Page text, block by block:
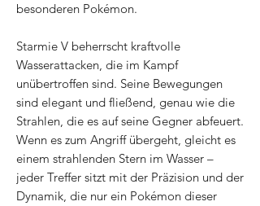
besonderen Pokémon.
Starmie V beherrscht kraftvolle
Wasserattacken, die im Kampf
unübertroffen sind. Seine Bewegungen
sind elegant und fließend, genau wie die
Strahlen, die es auf seine Gegner abfeuert.
Wenn es zum Angriff übergeht, gleicht es
einem strahlenden Stern im Wasser –
jeder Treffer sitzt mit der Präzision und der
Dynamik, die nur ein Pokémon dieser